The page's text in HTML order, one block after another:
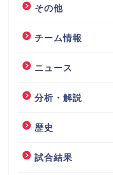
その他
チーム情報
ニュース
分析・解説
歴史
試合結果